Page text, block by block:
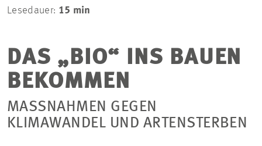
IM FOKUS
Lesedauer: 15 min
DAS „BIO“ INS BAUEN
BEKOMMEN
MASSNAHMEN GEGEN K
LIMAWANDEL UND ARTENSTERBEN